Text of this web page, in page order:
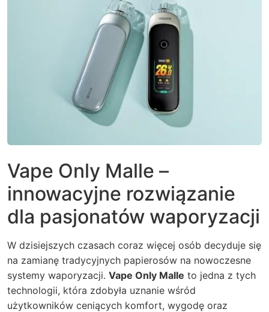
Vape Only Malle –
innowacyjne rozwiązanie
dla pasjonatów waporyzacji
W dzisiejszych czasach coraz więcej osób decyduje się
na zamianę tradycyjnych papierosów na nowoczesne
systemy waporyzacji. Vape Only Malle to jedna z tych
technologii, która zdobyła uznanie wśród
użytkowników ceniących komfort, wygodę oraz